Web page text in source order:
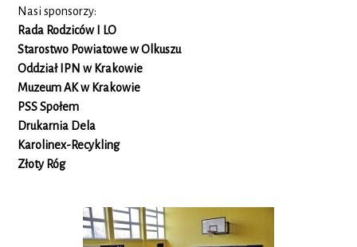
Nasi sponsorzy:
Rada Rodziców I LO
Starostwo Powiatowe w Olkuszu
Oddział IPN w Krakowie
Muzeum AK w Krakowie
PSS Społem
Drukarnia Dela
Karolinex-Recykling
Złoty Róg